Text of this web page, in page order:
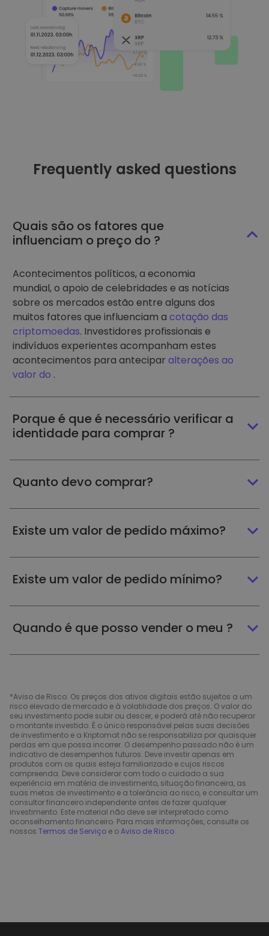
Frequently asked questions
Quais são os fatores que
influenciam o preço do ?
Acontecimentos políticos, a economia
mundial, o apoio de celebridades e as notícias
sobre os mercados estão entre alguns dos
muitos fatores que influenciam a cotação das
criptomoedas. Investidores profissionais e
indivíduos experientes acompanham estes
acontecimentos para antecipar alterações ao
valor do .
Porque é que é necessário verificar a
identidade para comprar ?
Quanto devo comprar?
Existe um valor de pedido máximo?
Existe um valor de pedido mínimo?
Quando é que posso vender o meu ?
*Aviso de Risco: Os preços dos ativos digitais estão sujeitos a um
risco elevado de mercado e à volatilidade dos preços. O valor do
seu investimento pode subir ou descer, e poderá até não recuperar
o montante investido. É o único responsável pelas suas decisões
de investimento e a Kriptomat não se responsabiliza por quaisquer
perdas em que possa incorrer. O desempenho passado não é um
indicativo de desempenhos futuros. Deve investir apenas em
produtos com os quais esteja familiarizado e cujos riscos
compreenda. Deve considerar com todo o cuidado a sua
experiência em matéria de investimento, situação financeira, as
suas metas de investimento e a tolerância ao risco, e consultar um
consultor financeiro independente antes de fazer qualquer
investimento. Este material não deve ser interpretado como
aconselhamento financeiro. Para mais informações, consulte os
nossos Termos de Serviço e oAviso de Risco.